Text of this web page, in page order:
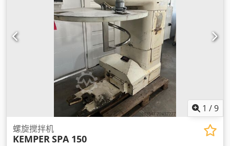
1 /9
螺旋搅拌机
KEMPERSPA 150